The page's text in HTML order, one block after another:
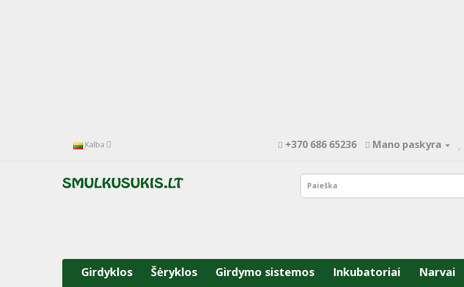
Kalba +370 686 65236 Mano paskyra
Girdyklos Šėryklos Girdymo sistemos Inkubatoriai Narvai